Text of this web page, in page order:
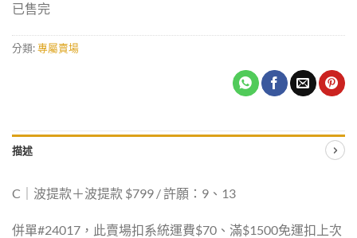
已售完
分類:專屬賣場
描述
C｜波提款＋波提款 $799 / 許願：9、13
併單#24017，此賣場扣系統運費$70、滿$1500免運扣上次